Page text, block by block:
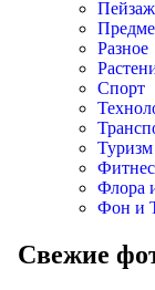
Пейзаж
Разное
Спорт
Туризм
Фитнес
Флора
Фон и
Свежие